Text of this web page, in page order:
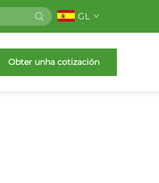
GL
Obter unha cotización